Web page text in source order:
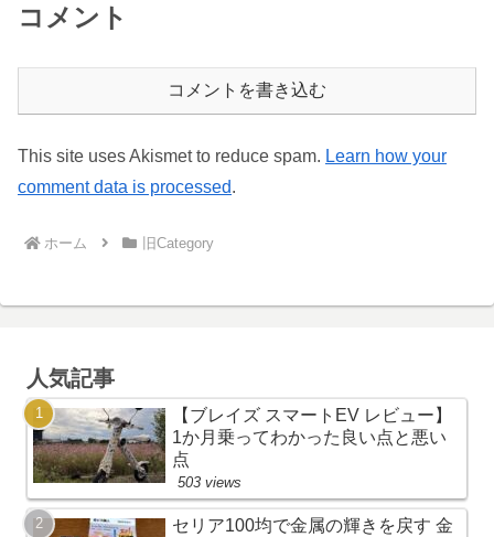
コメント
コメントを書き込む
This site uses Akismet to reduce spam. Learn how your
comment data is processed.
ホーム 旧Category
人気記事
【ブレイズ スマートEV レビュー】
1か月乗ってわかった良い点と悪い
点
503 views
セリア100均で金属の輝きを戻す 金